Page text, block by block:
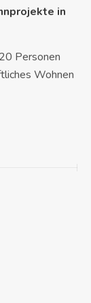
in
Personen
Wohnen